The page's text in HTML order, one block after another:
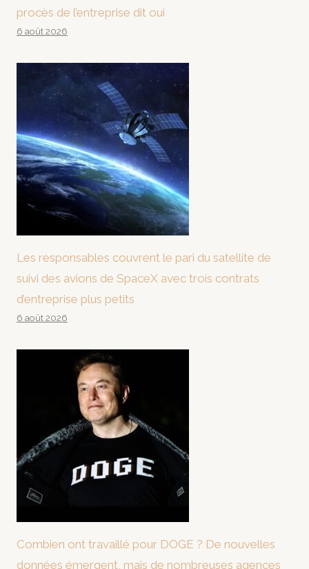
procès de l’entreprise dit oui
6 août 2026
Les responsables couvrent le pari du satellite de
suivi des avions de SpaceX avec trois contrats
d’entreprise plus petits
6 août 2026
Combien ont travaillé pour DOGE ? De nouvelles
données émergent, mais de nombreuses agences